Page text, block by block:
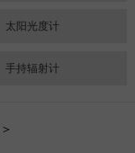
太阳光度计
手持辐射计
＞